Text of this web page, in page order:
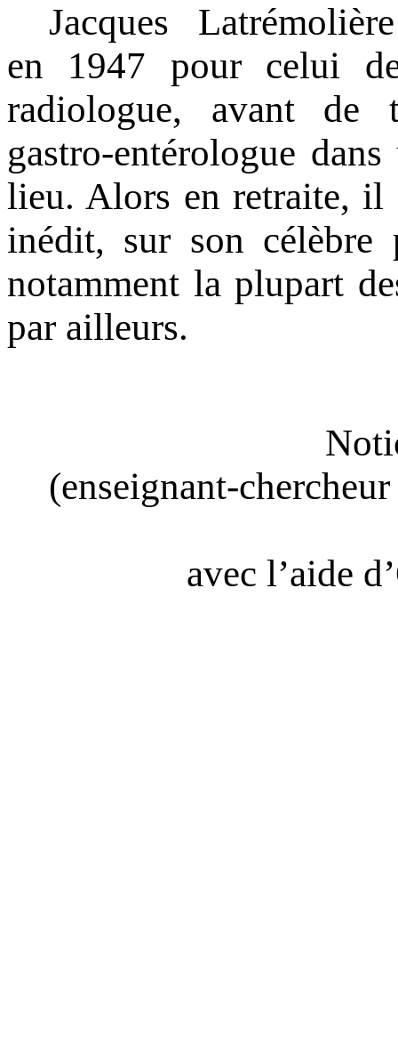
Jacques
en 1947 pour celui
radiologue, avant de
gastro-entérologue
lieu. Alors en retraite,
inédit, sur son célèbre
notamment la plupart
par ailleurs.
(enseignant-
avec l’aide